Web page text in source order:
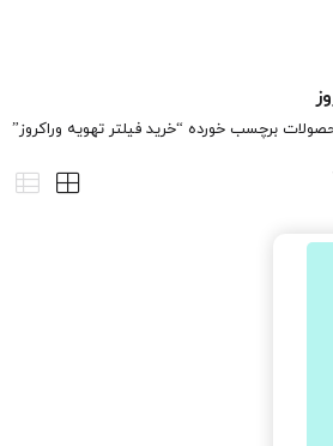
برچسب خورده “خرید فیلتر تهویه وراکروز”